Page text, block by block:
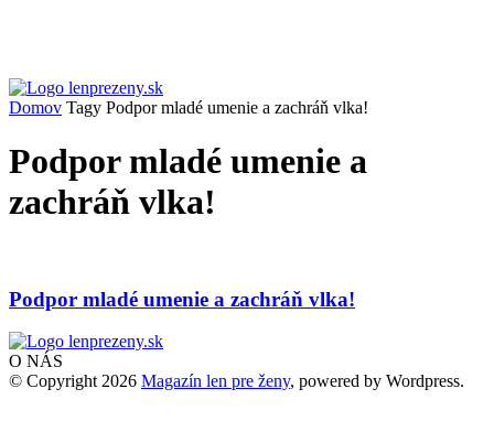
Domov Tagy Podpor mladé umenie a zachráň vlka!
Podpor mladé umenie a
zachráň vlka!
Podpor mladé umenie a zachráň vlka!
O NÁS
© Copyright 2026 Magazín len pre ženy, powered by Wordpress.